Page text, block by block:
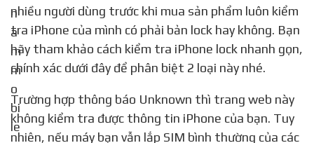
nhiều người dùng trước khi mua sản phẩm luôn kiểm
tra iPhone của mình có phải bản lock hay không. Bạn
hãy tham khảo cách kiểm tra iPhone lock nhanh gọn,
chính xác dưới đây để phân biệt 2 loại này nhé.
Trường hợp thông báo Unknown thì trang web này
không kiểm tra được thông tin iPhone của bạn. Tuy
nhiên, nếu máy bạn vẫn lắp SIM bình thường của các